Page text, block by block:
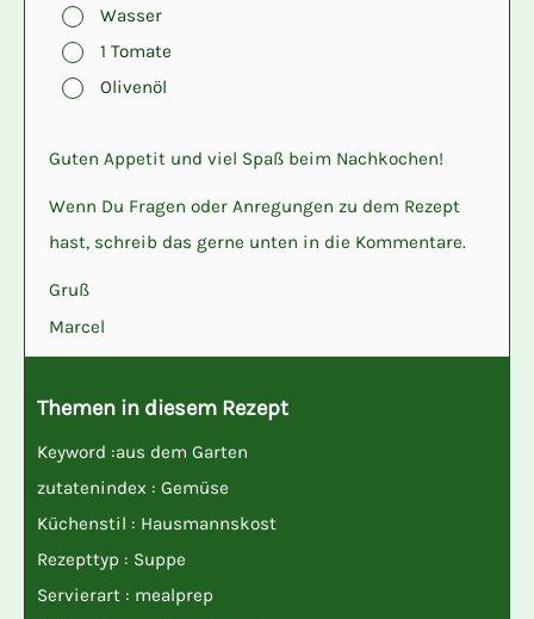
▢
Wasser
▢1 Tomate
▢
Olivenöl
Guten Appetit und viel Spaß beim Nachkochen!
Wenn Du Fragen oder Anregungen zu dem Rezept
hast, schreib das gerne unten in die Kommentare.
Gruß
Marcel
Themen in diesem Rezept
Keyword :aus dem Garten
zutatenindex : Gemüse
Küchenstil : Hausmannskost
Rezepttyp : Suppe
Servierart : mealprep